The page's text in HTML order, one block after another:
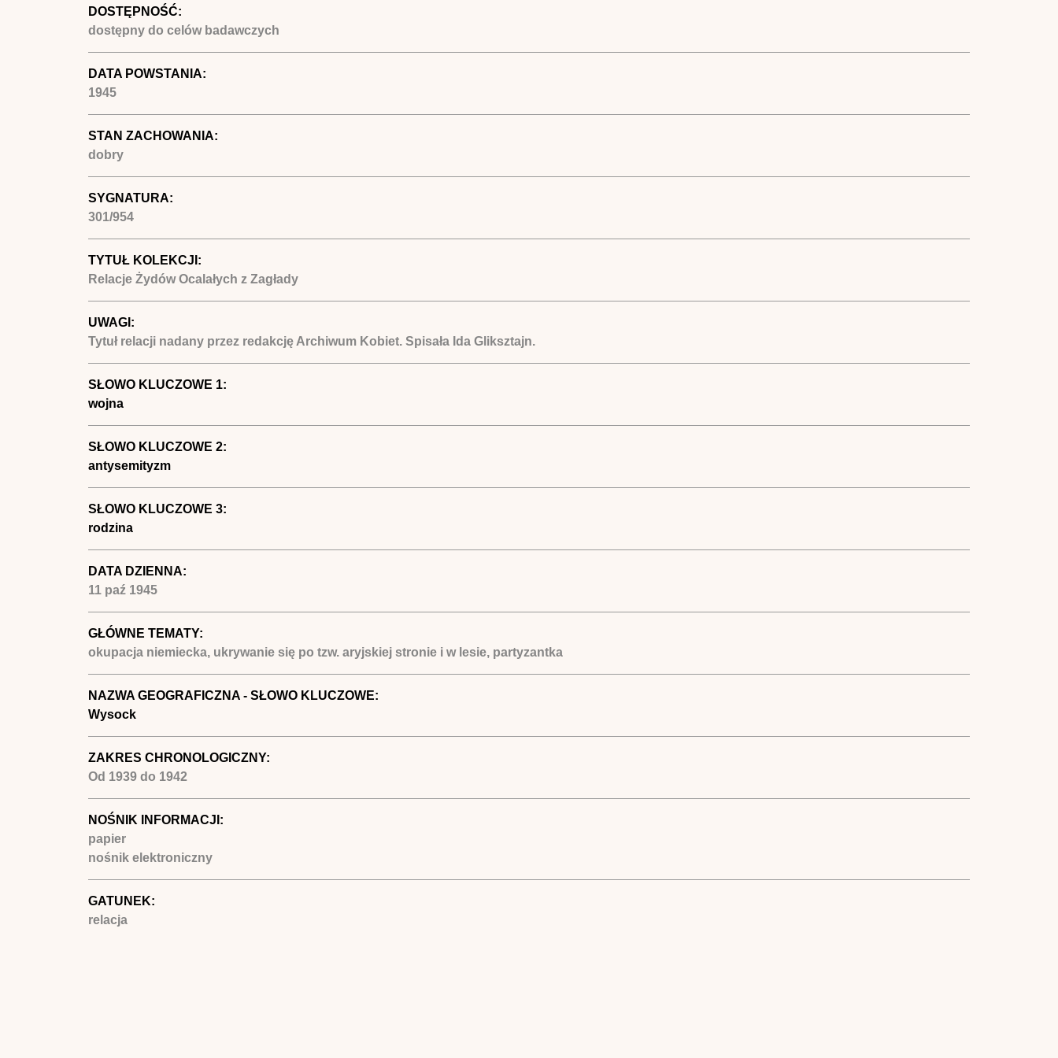
DOSTĘPNOŚĆ:
dostępny do celów badawczych
DATA POWSTANIA:
1945
STAN ZACHOWANIA:
dobry
SYGNATURA:
301/954
TYTUŁ KOLEKCJI:
Relacje Żydów Ocalałych z Zagłady
UWAGI:
Tytuł relacji nadany przez redakcję Archiwum Kobiet. Spisała Ida Gliksztajn.
SŁOWO KLUCZOWE 1:
wojna
SŁOWO KLUCZOWE 2:
antysemityzm
SŁOWO KLUCZOWE 3:
rodzina
DATA DZIENNA:
11 paź 1945
GŁÓWNE TEMATY:
okupacja niemiecka, ukrywanie się po tzw. aryjskiej stronie i w lesie, partyzantka
NAZWA GEOGRAFICZNA - SŁOWO KLUCZOWE:
Wysock
ZAKRES CHRONOLOGICZNY:
Od 1939do 1942
NOŚNIK INFORMACJI:
papier
nośnik elektroniczny
GATUNEK:
relacja